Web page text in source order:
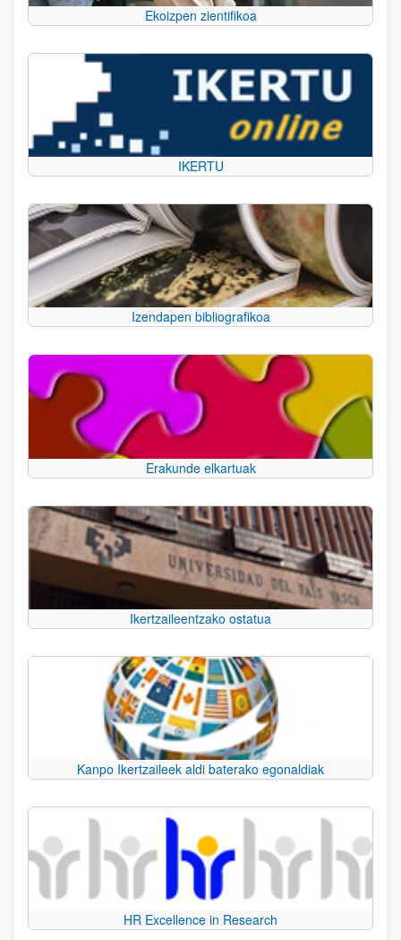
Ekoizpen zientifikoa
IKERTU
Izendapen bibliografikoa
Erakunde elkartuak
Ikertzaileentzako ostatua
Kanpo Ikertzaileek aldi baterako egonaldiak
HR Excellence in Research